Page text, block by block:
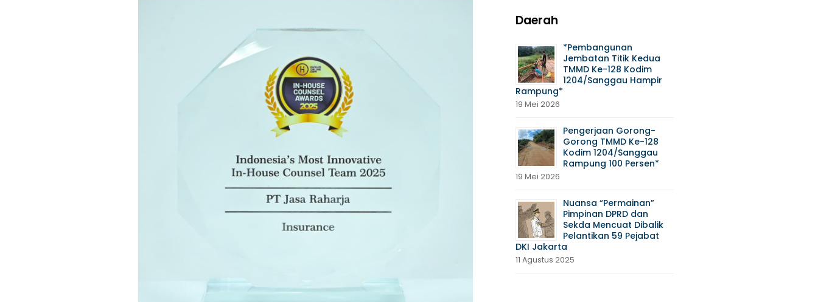
Daerah
*Pembangunan
Jembatan Titik Kedua
TMMD Ke-128 Kodim
1204/Sanggau Hampir
Rampung*
19 Mei 2026
Pengerjaan Gorong-
Gorong TMMD Ke-128
Kodim 1204/Sanggau
Rampung 100 Persen*
19 Mei 2026
Nuansa “Permainan”
Pimpinan DPRD dan
Sekda Mencuat Dibalik
Pelantikan 59 Pejabat
DKI Jakarta
11 Agustus 2025